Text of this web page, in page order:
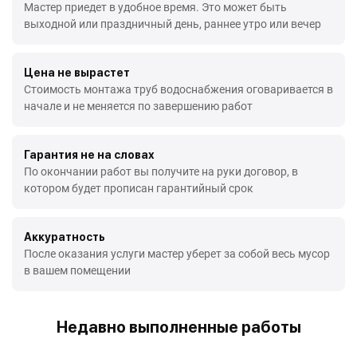
Мастер приедет в удобное время. Это может быть
выходной или праздничный день, раннее утро или вечер
Цена не вырастет
Стоимость монтажа труб водоснабжения оговаривается в
начале и не меняется по завершению работ
Гарантия не на словах
По окончании работ вы получите на руки договор, в
котором будет прописан гарантийный срок
Аккуратность
После оказания услуги мастер уберет за собой весь мусор
в вашем помещении
Недавно выполненные работы